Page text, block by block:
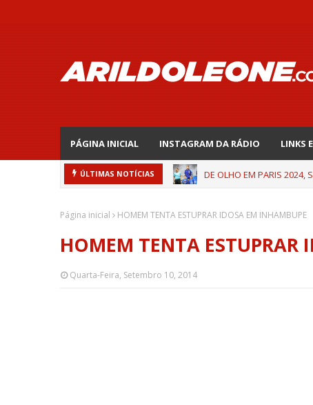
PÁGINA INICIAL INSTAGRAM DA RÁDIO LINKS
ÚLTIMAS NOTÍCIAS DE OLHO EM PARIS 2024,
Página inicial HOMEM TENTA ESTUPRAR IDOSA EM INHAMBUPE
HOMEM TENTA ESTUPRAR
Quarta-Feira, Setembro 10, 2014